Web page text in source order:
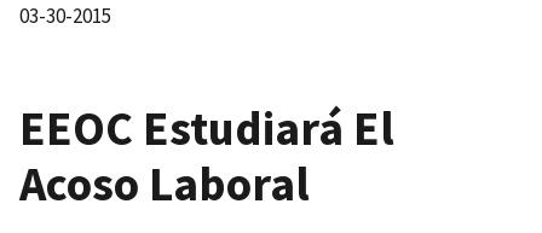
03-30-2015
EEOC Estudiará El
Acoso Laboral